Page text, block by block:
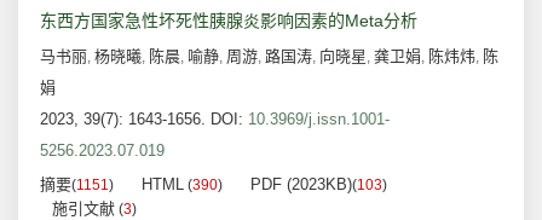
东西方国家急性坏死性胰腺炎影响因素的Meta分析
马书丽, 杨晓曦, 陈晨, 喻静, 周游, 路国涛, 向晓星, 龚卫娟, 陈炜炜, 陈
娟
2023, 39(7): 1643-1656. DOI: 10.3969/j.issn.1001-
5256.2023.07.019
摘要(1151) HTML (390) PDF (2023KB)(103)
施引文献 (3)